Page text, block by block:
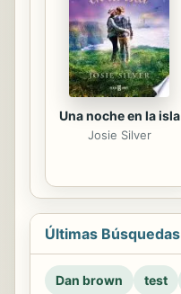
Una noche en la isla
Josie Silver
Últimas Búsquedas
Dan brown test